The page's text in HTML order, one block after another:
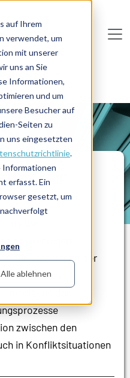
auf Ihrem
verwendet, um
mit unserer
uns an Sie
Informationen,
und um
Besucher auf
Seiten zu
uns eingesetzten
.
Informationen
erfasst. Ein
gesetzt, um
Alle ablehnen
Partner
der
der
notwendigen
zur Umsetzung der
zwischen den
in Konfliktsituationen